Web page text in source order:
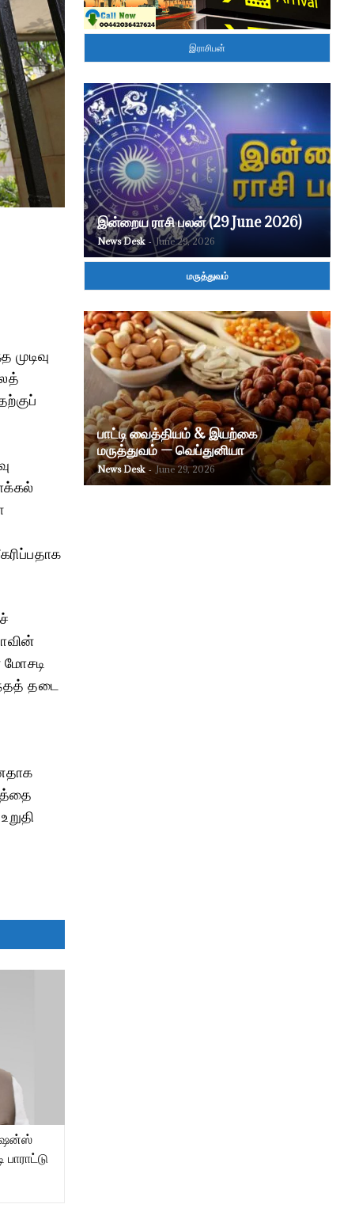
தடை
இராசிபன்
இன்றைய ராசி பலன் (29 June 2026)
News Desk - June 29, 2026
மருத்துவம்
பாட்டி வைத்தியம் & இயற்கை
மருத்துவம் — வெப்துனியா
News Desk - June 29, 2026